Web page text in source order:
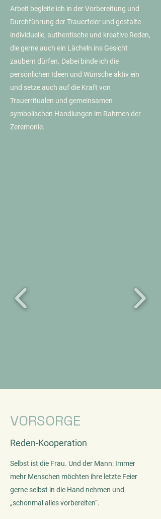
Arbeit begleite ich in der Vorbereitung und
Durchführung der Trauerfeier und gestalte
individuelle, authentische und kreative Reden,
die gerne auch ein Lächeln ins Gesicht
zaubern dürfen. Dabei binde ich die
persönlichen Ideen und Wünsche aktiv ein
und setze auch auf die Kraft von
Trauerritualen und gemeinsamen
symbolischen Handlungen im Rahmen der
Zeremonie.
VORSORGE
Reden-Kooperation
Selbst ist die Frau. Und der Mann: Immer
mehr Menschen möchten ihre letzte Feier
gerne selbst in die Hand nehmen und
„schonmal alles vorbereiten“.